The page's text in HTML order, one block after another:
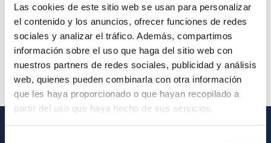
Las cookies de este sitio web se usan para personalizar
el contenido y los anuncios, ofrecer funciones de redes
sociales y analizar el tráfico. Además, compartimos
información sobre el uso que haga del sitio web con
nuestros partners de redes sociales, publicidad y análisis
web, quienes pueden combinarla con otra información
que les haya proporcionado o que hayan recopilado a
partir del uso que haya hecho de sus servicios.